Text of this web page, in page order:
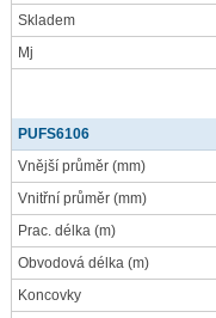
Skladem
Mj
PUFS6106
Vnější průměr (mm)
Vnitřní průměr (mm)
Prac. délka (m)
Obvodová délka (m)
Koncovky